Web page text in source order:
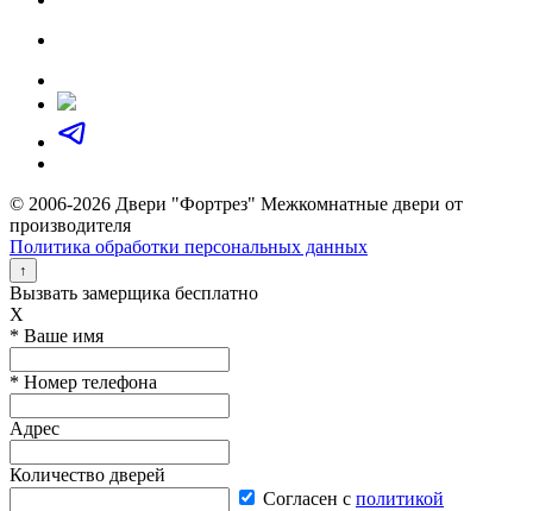
© 2006-2026 Двери "Фортрез" Межкомнатные двери от
производителя
Политика обработки персональных данных
↑
Вызвать замерщика бесплатно
X
* Ваше имя
* Номер телефона
Адрес
Количество дверей
Согласен с политикой